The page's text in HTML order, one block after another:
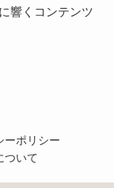
響くコンテンツ
ーポリシー
ついて